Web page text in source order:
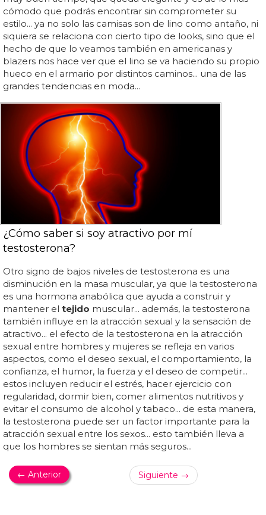
cómodo que podrás encontrar sin comprometer su
estilo... ya no solo las camisas son de lino como antaño, ni
siquiera se relaciona con cierto tipo de looks, sino que el
hecho de que lo veamos también en americanas y
blazers nos hace ver que el lino se va haciendo su propio
hueco en el armario por distintos caminos... una de las
grandes tendencias en moda...
¿Cómo saber si soy atractivo por mí
testosterona?
Otro signo de bajos niveles de testosterona es una
disminución en la masa muscular, ya que la testosterona
es una hormona anabólica que ayuda a construir y
mantener el tejido muscular... además, la testosterona
también influye en la atracción sexual y la sensación de
atractivo... el efecto de la testosterona en la atracción
sexual entre hombres y mujeres se refleja en varios
aspectos, como el deseo sexual, el comportamiento, la
confianza, el humor, la fuerza y el deseo de competir...
estos incluyen reducir el estrés, hacer ejercicio con
regularidad, dormir bien, comer alimentos nutritivos y
evitar el consumo de alcohol y tabaco... de esta manera,
la testosterona puede ser un factor importante para la
atracción sexual entre los sexos... esto también lleva a
que los hombres se sientan más seguros...
← Anterior Siguiente →